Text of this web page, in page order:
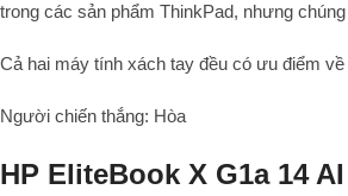
trong các sản phẩm ThinkPad, nhưng
Cả hai máy tính xách tay đều có ưu điểm
Người chiến thắng: Hòa
HP EliteBook X G1a 14